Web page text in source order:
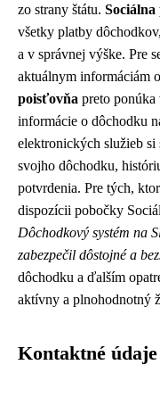
zo strany štátu.
všetky platby
a v správnej výške. Pre
aktuálnym informáciám
poisťovňa preto
informácie o dôchodku
elektronických služieb
svojho dôchodku,
potvrdenia. Pre tých,
dispozícii pobočky
Dôchodkový systém na
zabezpečil dôstojné a
dôchodku a ďalším
aktívny a plnohodnotný
Kontaktné údaje